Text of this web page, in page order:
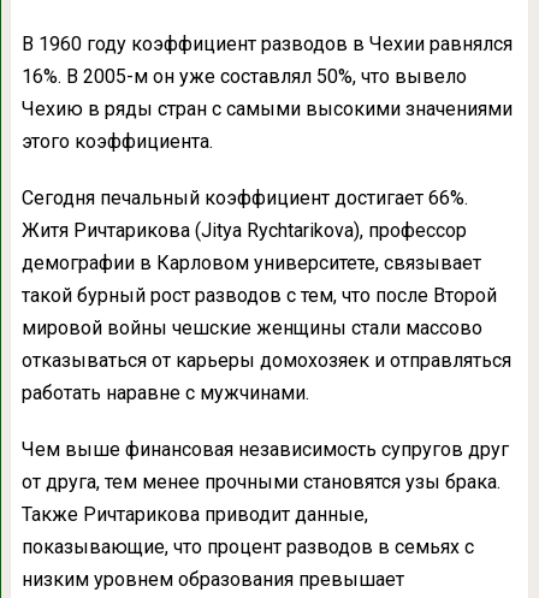
В 1960 году коэффициент разводов в Чехии равнялся
16%. В 2005-м он уже составлял 50%, что вывело
Чехию в ряды стран с самыми высокими значениями
этого коэффициента.
Сегодня печальный коэффициент достигает 66%.
Житя Ричтарикова (Jitya Rychtarikova), профессор
демографии в Карловом университете, связывает
такой бурный рост разводов с тем, что после Второй
мировой войны чешские женщины стали массово
отказываться от карьеры домохозяек и отправляться
работать наравне с мужчинами.
Чем выше финансовая независимость супругов друг
от друга, тем менее прочными становятся узы брака.
Также Ричтарикова приводит данные,
показывающие, что процент разводов в семьях с
низким уровнем образования превышает